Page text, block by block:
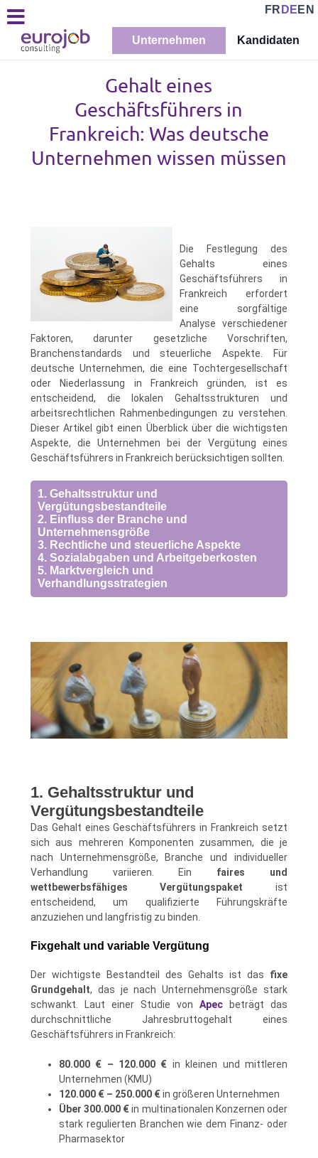
FR DE EN
Unternehmen Kandidaten
Gehalt eines
Geschäftsführers in
Frankreich: Was deutsche
Unternehmen wissen müssen
Die Festlegung des
Gehalts eines
Geschäftsführers in
Frankreich erfordert
eine sorgfältige
Analyse verschiedener
Faktoren, darunter gesetzliche Vorschriften,
Branchenstandards und steuerliche Aspekte. Für
deutsche Unternehmen, die eine Tochtergesellschaft
oder Niederlassung in Frankreich gründen, ist es
entscheidend, die lokalen Gehaltsstrukturen und
arbeitsrechtlichen Rahmenbedingungen zu verstehen.
Dieser Artikel gibt einen Überblick über die wichtigsten
Aspekte, die Unternehmen bei der Vergütung eines
Geschäftsführers in Frankreich berücksichtigen sollten.
1. Gehaltsstruktur und
Vergütungsbestandteile
2. Einfluss der Branche und
Unternehmensgröße
3. Rechtliche und steuerliche Aspekte
4. Sozialabgaben und Arbeitgeberkosten
5. Marktvergleich und
Verhandlungsstrategien
1. Gehaltsstruktur und
Vergütungsbestandteile
Das Gehalt eines Geschäftsführers in Frankreich setzt
sich aus mehreren Komponenten zusammen, die je
nach Unternehmensgröße, Branche und individueller
Verhandlung variieren. Ein faires und
wettbewerbsfähiges Vergütungspaket ist
entscheidend, um qualifizierte Führungskräfte
anzuziehen und langfristig zu binden.
Fixgehalt und variable Vergütung
Der wichtigste Bestandteil des Gehalts ist das fixe
Grundgehalt, das je nach Unternehmensgröße stark
schwankt. Laut einer Studie vonApec beträgt das
durchschnittliche Jahresbruttogehalt eines
Geschäftsführers in Frankreich:
80.000 € – 120.000 € in kleinen und mittleren
Unternehmen (KMU)
120.000 € – 250.000 €in größeren Unternehmen
Über 300.000 €in multinationalen Konzernen oder
stark regulierten Branchen wie dem Finanz- oder
Pharmasektor